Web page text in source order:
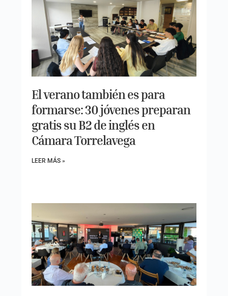
El verano también es para
formarse: 30 jóvenes preparan
gratis su B2 de inglés en
Cámara Torrelavega
LEER MÁS »